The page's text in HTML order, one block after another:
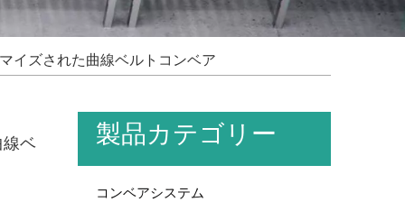
イズされた曲線ベルトコンベア
線ベ 製品カテゴリー
コンベアシステム